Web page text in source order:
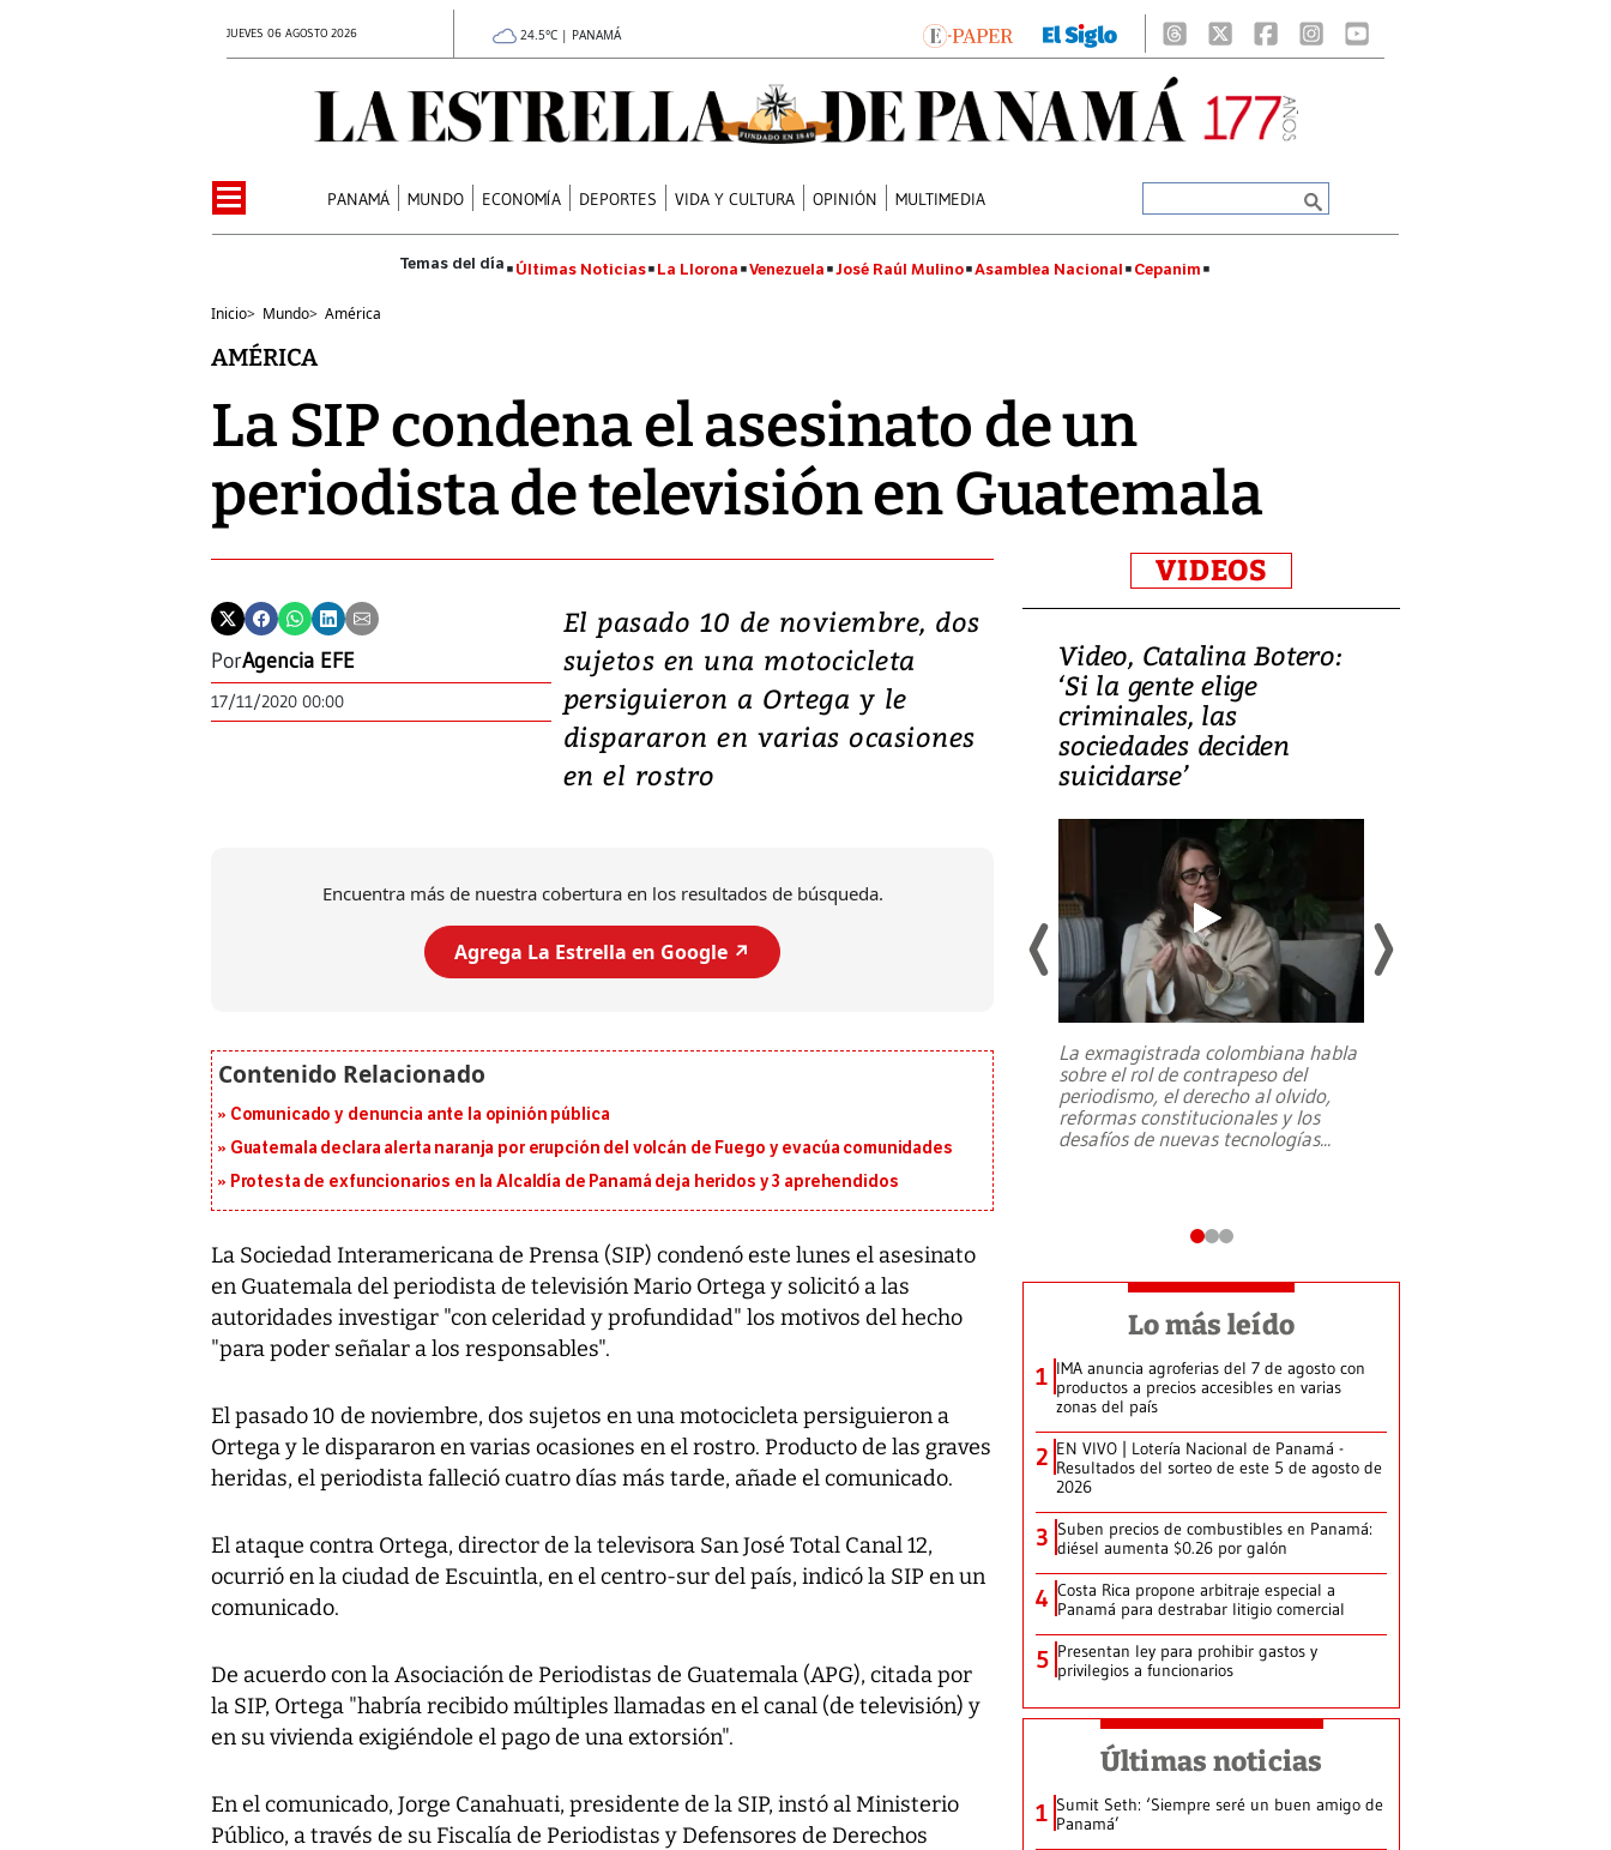
JUEVES 06 AGOSTO 2026 24.5°C | PANAMÁ
PANAMÁ MUNDO ECONOMÍA DEPORTES VIDA Y CULTURA OPINIÓN MULTIMEDIA
Últimas Noticias La Llorona Venezuela José Raúl Mulino Asamblea Nacional Cepanim
Inicio> Mundo> América
AMÉRICA
La SIP condena el asesinato de un
periodista de televisión en Guatemala
PorAgencia EFE
17/11/2020 00:00
El pasado 10 de noviembre, dos
sujetos en una motocicleta
persiguieron a Ortega y le
dispararon en varias ocasiones
en el rostro
Encuentra más de nuestra cobertura en los resultados de búsqueda.
Agrega La Estrella en Google ↗️
Comunicado y denuncia ante la opinión pública
Guatemala declara alerta naranja por erupción del volcán de Fuego y evacúa comunidades
Protesta de exfuncionarios en la Alcaldía de Panamá deja heridos y 3 aprehendidos
La Sociedad Interamericana de Prensa (SIP) condenó este lunes el asesinato
en Guatemala del periodista de televisión Mario Ortega y solicitó a las
autoridades investigar "con celeridad y profundidad" los motivos del hecho
"para poder señalar a los responsables".
El pasado 10 de noviembre, dos sujetos en una motocicleta persiguieron a
Ortega y le dispararon en varias ocasiones en el rostro. Producto de las graves
heridas, el periodista falleció cuatro días más tarde, añade el comunicado.
El ataque contra Ortega, director de la televisora San José Total Canal 12,
ocurrió en la ciudad de Escuintla, en el centro-sur del país, indicó la SIP en un
comunicado.
De acuerdo con la Asociación de Periodistas de Guatemala (APG), citada por
la SIP, Ortega "habría recibido múltiples llamadas en el canal (de televisión) y
en su vivienda exigiéndole el pago de una extorsión".
En el comunicado, Jorge Canahuati, presidente de la SIP, instó al Ministerio
Público, a través de su Fiscalía de Periodistas y Defensores de Derechos
VIDEOS
Video, Japón: Terremoto
deja heridos y graves
daños en Kumamoto
al sur de Japón, provocando una
Video, Catalina Botero:
‘Si la gente elige
criminales, las
sociedades deciden
suicidarse’
La exmagistrada colombiana habla
sobre el rol de contrapeso del
periodismo, el derecho al olvido,
reformas constitucionales y los
desafíos de nuevas tecnologías...
Lo más leído
1 IMA anuncia agroferias del 7 de agosto con
productos a precios accesibles en varias
zonas del país
2 EN VIVO | Lotería Nacional de Panamá -
Resultados del sorteo de este 5 de agosto de
2026
3 Suben precios de combustibles en Panamá:
diésel aumenta $0.26 por galón
4 Costa Rica propone arbitraje especial a
Panamá para destrabar litigio comercial
5 Presentan ley para prohibir gastos y
privilegios a funcionarios
Últimas noticias
1 Sumit Seth: ‘Siempre seré un buen amigo de
Panamá’